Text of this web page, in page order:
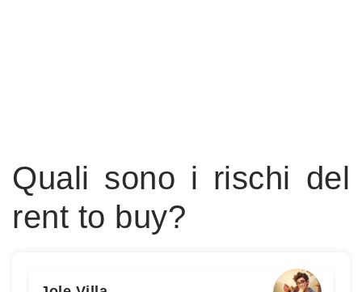
Quali sono i rischi del
rent to buy?